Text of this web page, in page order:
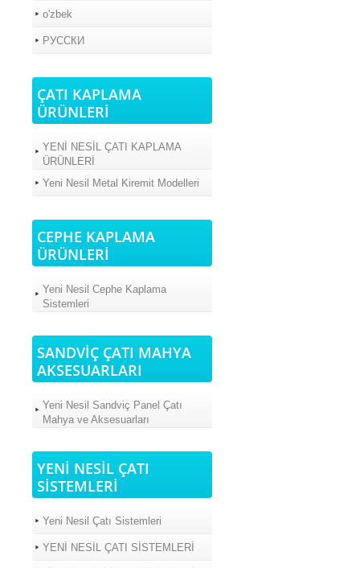
o'zbek
РУССКИ
ÇATI KAPLAMA
ÜRÜNLERİ
YENİ NESİL ÇATI KAPLAMA
ÜRÜNLERİ
Yeni Nesil Metal Kiremit Modelleri
CEPHE KAPLAMA
ÜRÜNLERİ
Yeni Nesil Cephe Kaplama
Sistemleri
SANDVİÇ ÇATI MAHYA
AKSESUARLARI
Yeni Nesil Sandviç Panel Çatı
Mahya ve Aksesuarları
YENİ NESİL ÇATI
SİSTEMLERİ
Yeni Nesil Çatı Sistemleri
YENİ NESİL ÇATI SİSTEMLERİ